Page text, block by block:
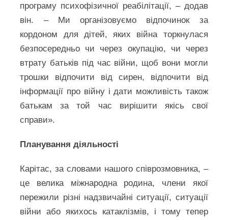
програму психофізичної реабілітації, – додав
він. – Ми організовуємо відпочинок за
кордоном для дітей, яких війна торкнулася
безпосередньо чи через окупацію, чи через
втрату батьків під час війни, щоб вони могли
трошки відпочити від сирен, відпочити від
інформації про війну і дати можливість також
батькам за той час вирішити якісь свої
справи».
Планування діяльності
Карітас, за словами нашого співрозмовника, –
це велика міжнародна родина, члени якої
пережили різні надзвичайні ситуації, ситуації
війни або якихось катаклізмів, і тому тепер